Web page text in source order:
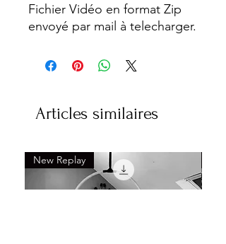
Fichier Vidéo en format Zip
envoyé par mail à telecharger.
Articles similaires
New Replay